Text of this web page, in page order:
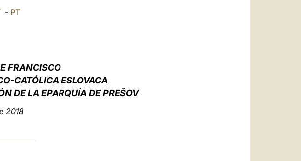
- PT
FRANCISCO
CATÓLICA ESLOVACA
DE LA EPARQUÍA DE PREŠOV
2018